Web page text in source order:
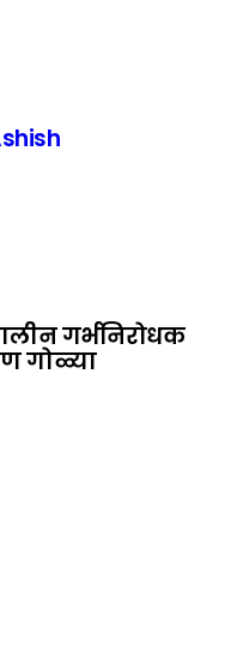
गर्भनिरोधक
गोळ्या